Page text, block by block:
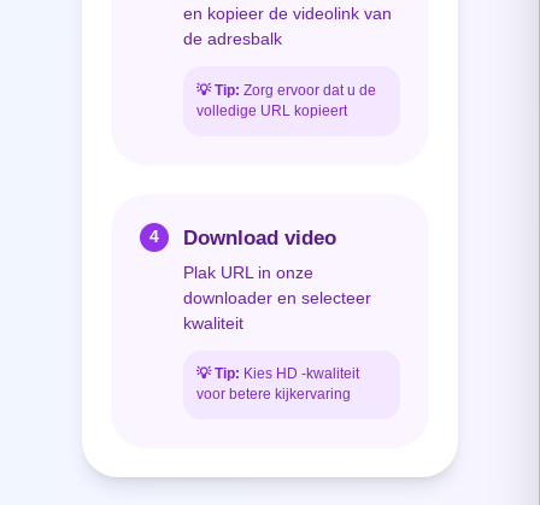
en kopieer de videolink van
de adresbalk
💡Tip: Zorg ervoor dat u de
volledige URL kopieert
4 Download video
Plak URL in onze
downloader en selecteer
kwaliteit
💡Tip: Kies HD -kwaliteit
voor betere kijkervaring